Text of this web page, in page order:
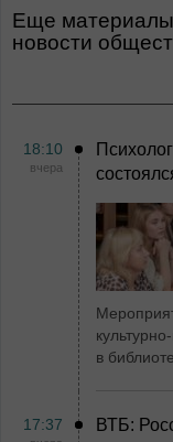
Еще материалы
Новости
18:10
вчера
в
17:37
ВТБ: